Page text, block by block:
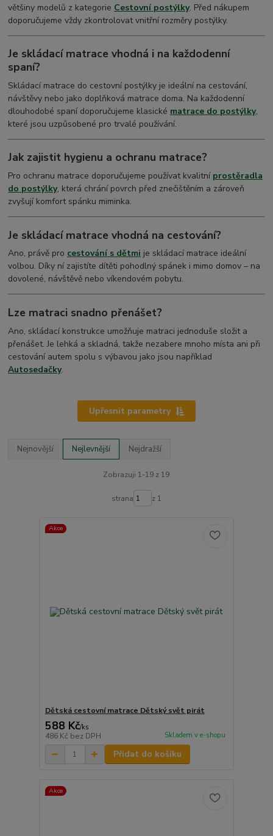
většiny modelů z kategorie Cestovní postýlky. Před nákupem
doporučujeme vždy zkontrolovat vnitřní rozměry postýlky.
Je skládací matrace vhodná i na každodenní
spaní?
Skládací matrace do cestovní postýlky je ideální na cestování,
návštěvy nebo jako doplňková matrace doma. Na každodenní
dlouhodobé spaní doporučujeme klasické matrace do postýlky,
které jsou uzpůsobené pro trvalé používání.
Jak zajistit hygienu a ochranu matrace?
Pro ochranu matrace doporučujeme používat kvalitní prostěradla
do postýlky, která chrání povrch před znečištěním a zároveň
zvyšují komfort spánku miminka.
Je skládací matrace vhodná na cestování?
Ano, právě pro cestování s dětmi je skládací matrace ideální
volbou. Díky ní zajistíte dítěti pohodlný spánek i mimo domov – na
dovolené, návštěvě nebo víkendovém pobytu.
Lze matraci snadno přenášet?
Ano, skládací konstrukce umožňuje matraci jednoduše složit a
přenášet. Je lehká a skladná, takže nezabere mnoho místa ani při
cestování autem spolu s výbavou jako jsou například
Autosedačky.
Upřesnit parametry
Nejnovější Nejlevnější Nejdražší
Zobrazuji 1-19 z 19
strana z 1
Akce
Dětská cestovní matrace Dětský svět pirát
588 Kč/ks
486 Kč bez DPH Skladem v e-shopu
Přidat do košíku
Akce